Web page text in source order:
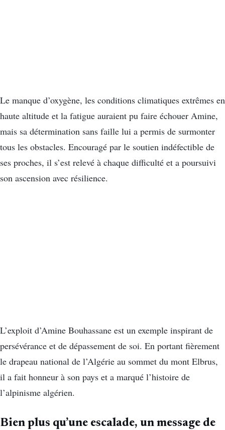
Le manque d’oxygène, les conditions climatiques extrêmes en
haute altitude et la fatigue auraient pu faire échouer Amine,
mais sa détermination sans faille lui a permis de surmonter
tous les obstacles. Encouragé par le soutien indéfectible de
ses proches, il s’est relevé à chaque difficulté et a poursuivi
son ascension avec résilience.
L’exploit d’Amine Bouhassane est un exemple inspirant de
persévérance et de dépassement de soi. En portant fièrement
le drapeau national de l’Algérie au sommet du mont Elbrus,
il a fait honneur à son pays et a marqué l’histoire de
l’alpinisme algérien.
Bien plus qu’une escalade, un message de